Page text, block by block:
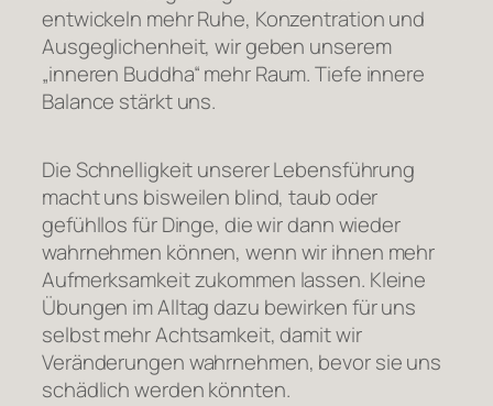
entwickeln mehr Ruhe, Konzentration und
Ausgeglichenheit, wir geben unserem
„inneren Buddha“ mehr Raum. Tiefe innere
Balance stärkt uns.
Die Schnelligkeit unserer Lebensführung
macht uns bisweilen blind, taub oder
gefühllos für Dinge, die wir dann wieder
wahrnehmen können, wenn wir ihnen mehr
Aufmerksamkeit zukommen lassen. Kleine
Übungen im Alltag dazu bewirken für uns
selbst mehr Achtsamkeit, damit wir
Veränderungen wahrnehmen, bevor sie uns
schädlich werden könnten.